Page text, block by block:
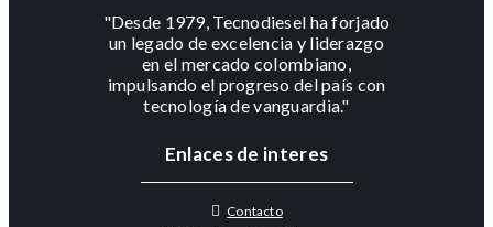
"Desde 1979, Tecnodiesel ha forjado
un legado de excelencia y liderazgo
en el mercado colombiano,
impulsando el progreso del país con
tecnología de vanguardia."
Enlaces de interes
Contacto